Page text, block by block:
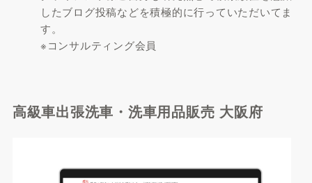
したブログ投稿などを積極的に行っていただいてま
す。
※コンサルティング会員
高級車出張洗車・洗車用品販売 大阪府